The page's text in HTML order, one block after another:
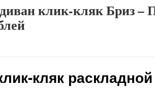
клик-кляк Бриз –
кляк